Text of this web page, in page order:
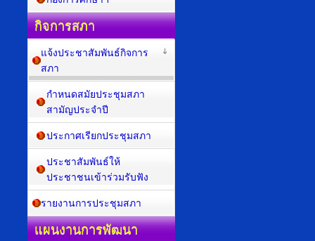
กิจการสภา
แจ้งประชาสัมพันธ์กิจการ
สภา
กำหนดสมัยประชุมสภา
สามัญประจำปี
ประกาศเรียกประชุมสภา
ประชาสัมพันธ์ให้
ประชาชนเข้าร่วมรับฟัง
รายงานการประชุมสภา
แผนงานการพัฒนา